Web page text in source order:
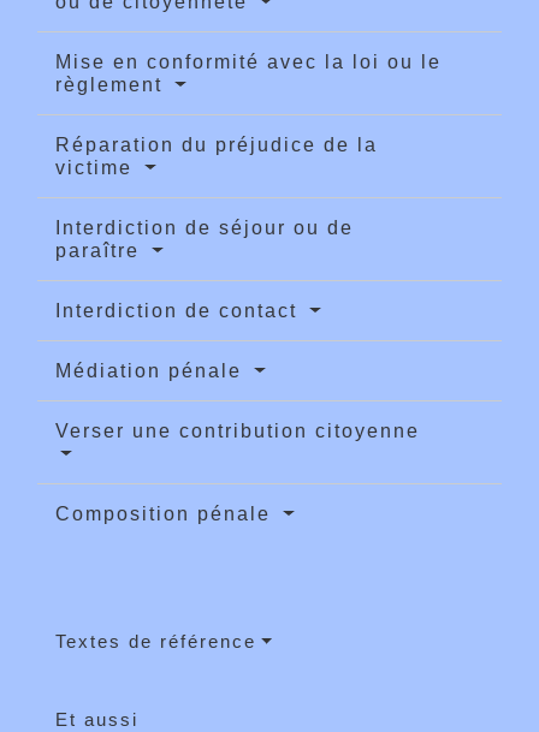
Mise en conformité avec la loi ou le
règlement
Réparation du préjudice de la
victime
Interdiction de séjour ou de
paraître
Interdiction de contact
Médiation pénale
Verser une contribution citoyenne
Composition pénale
Textes de référence
Et aussi